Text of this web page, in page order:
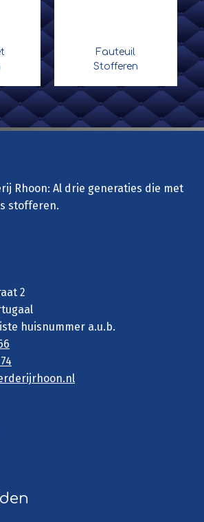
Fauteuil
Stofferen
Rhoon: Al drie generaties die met
stofferen.
2
huisnummer a.u.b.